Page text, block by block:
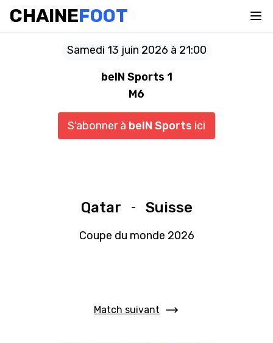
CHAINEFOOT
Samedi 13 juin 2026 à 21:00
beIN Sports 1
M6
S'abonner à beIN Sports ici
Qatar - Suisse
Coupe du monde 2026
Match suivant